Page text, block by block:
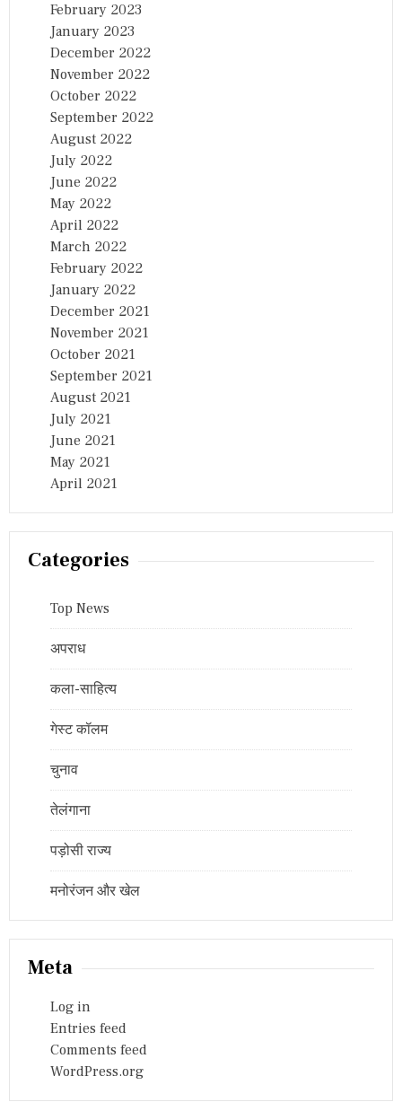
February 2023
January 2023
December 2022
November 2022
October 2022
September 2022
August 2022
July 2022
June 2022
May 2022
April 2022
March 2022
February 2022
January 2022
December 2021
November 2021
October 2021
September 2021
August 2021
July 2021
June 2021
May 2021
April 2021
Categories
Top News
अपराध
कला-साहित्य
गेस्ट कॉलम
चुनाव
तेलंगाना
पड़ोसी राज्य
मनोरंजन और खेल
Meta
Log in
Entries feed
Comments feed
WordPress.org